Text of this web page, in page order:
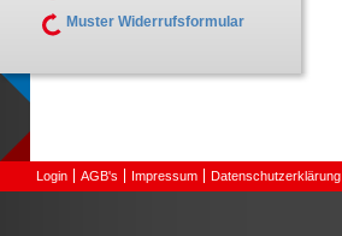
Muster Widerrufsformular
Login AGB's Impressum Datenschutzerklärung